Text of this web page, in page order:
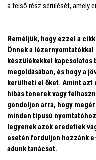
a felső rész sérülését, amely
Reméljük, hogy ezzel a
Önnek a
készülékekkel kapcsolatos
megoldásában, és hogy a
kerülheti el őket. Amint
hibás tonerek vagy
gondoljon arra, hogy
minden típusú
legyenek azok eredetiek
esetén forduljon hozzánk
adunk tanácsot.